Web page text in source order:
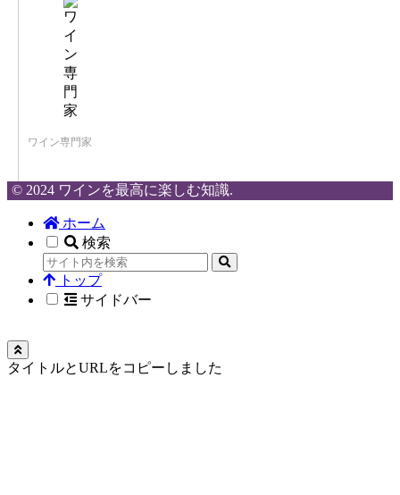
ワイン専門家
© 2024 ワインを最高に楽しむ知識.
ホーム
検索
トップ
サイドバー
タイトルとURLをコピーしました